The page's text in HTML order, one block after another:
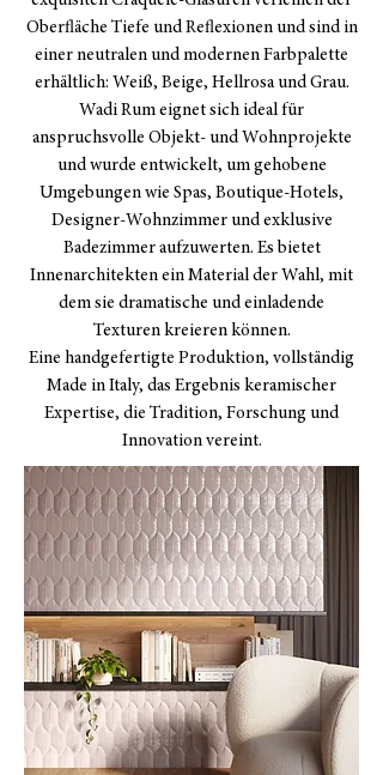
Oberfläche Tiefe und Reflexionen und sind in
einer neutralen und modernen Farbpalette
erhältlich: Weiß, Beige, Hellrosa und Grau.
Wadi Rum eignet sich ideal für
anspruchsvolle Objekt- und Wohnprojekte
und wurde entwickelt, um gehobene
Umgebungen wie Spas, Boutique-Hotels,
Designer-Wohnzimmer und exklusive
Badezimmer aufzuwerten. Es bietet
Innenarchitekten ein Material der Wahl, mit
dem sie dramatische und einladende
Texturen kreieren können.
Eine handgefertigte Produktion, vollständig
Made in Italy, das Ergebnis keramischer
Expertise, die Tradition, Forschung und
Innovation vereint.